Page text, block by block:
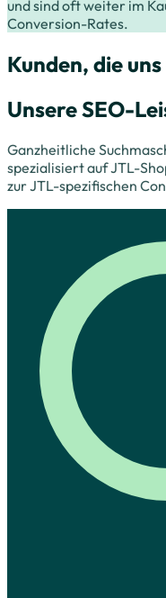
und sind oft weiter im
Conversion-Rates.
Kunden, die
Unsere SEO-
Ganzheitliche
spezialisiert auf JTL-
zur JTL-spezifischen